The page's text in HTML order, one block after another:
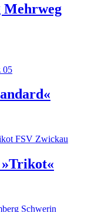
Mehrweg
»Trikot«